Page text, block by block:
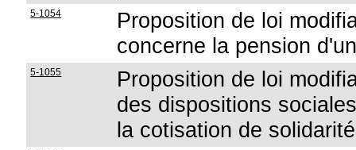
5-1054
Proposition de loi
concerne la pension
5-1055
Proposition de loi
des dispositions
la cotisation de